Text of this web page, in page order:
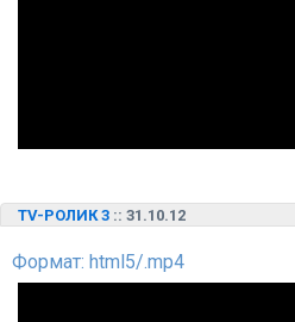
TV-РОЛИК 3 :: 31.10.12
Формат: html5/.mp4